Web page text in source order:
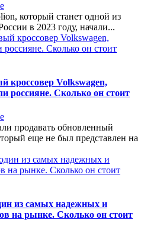
который станет одной из
в 2023 году, начали...
кроссовер Volkswagen,
россияне. Сколько он стоит
продавать обновленный
еще не был представлен на
из самых надежных и
на рынке. Сколько он стоит